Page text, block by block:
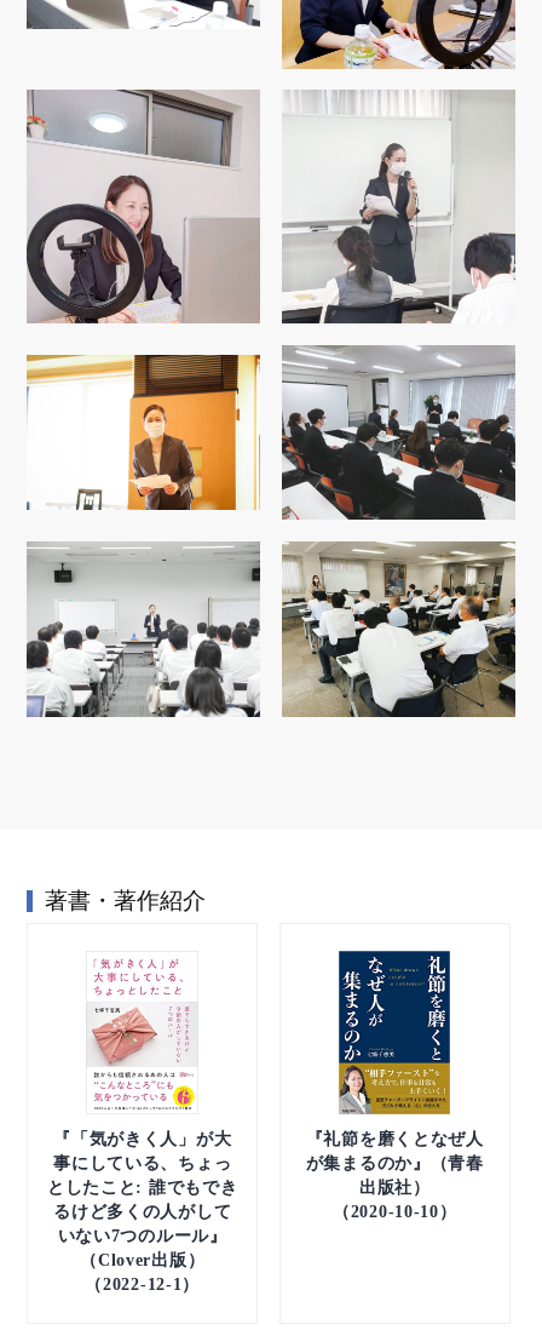
著書・著作紹介
『「気がきく人」が大
事にしている、ちょっ
としたこと: 誰でもでき
るけど多くの人がして
いない7つのルール』
（Clover出版）
（2022-12-1）
『礼節を磨くとなぜ人
が集まるのか』（青春
出版社）
（2020-10-10）